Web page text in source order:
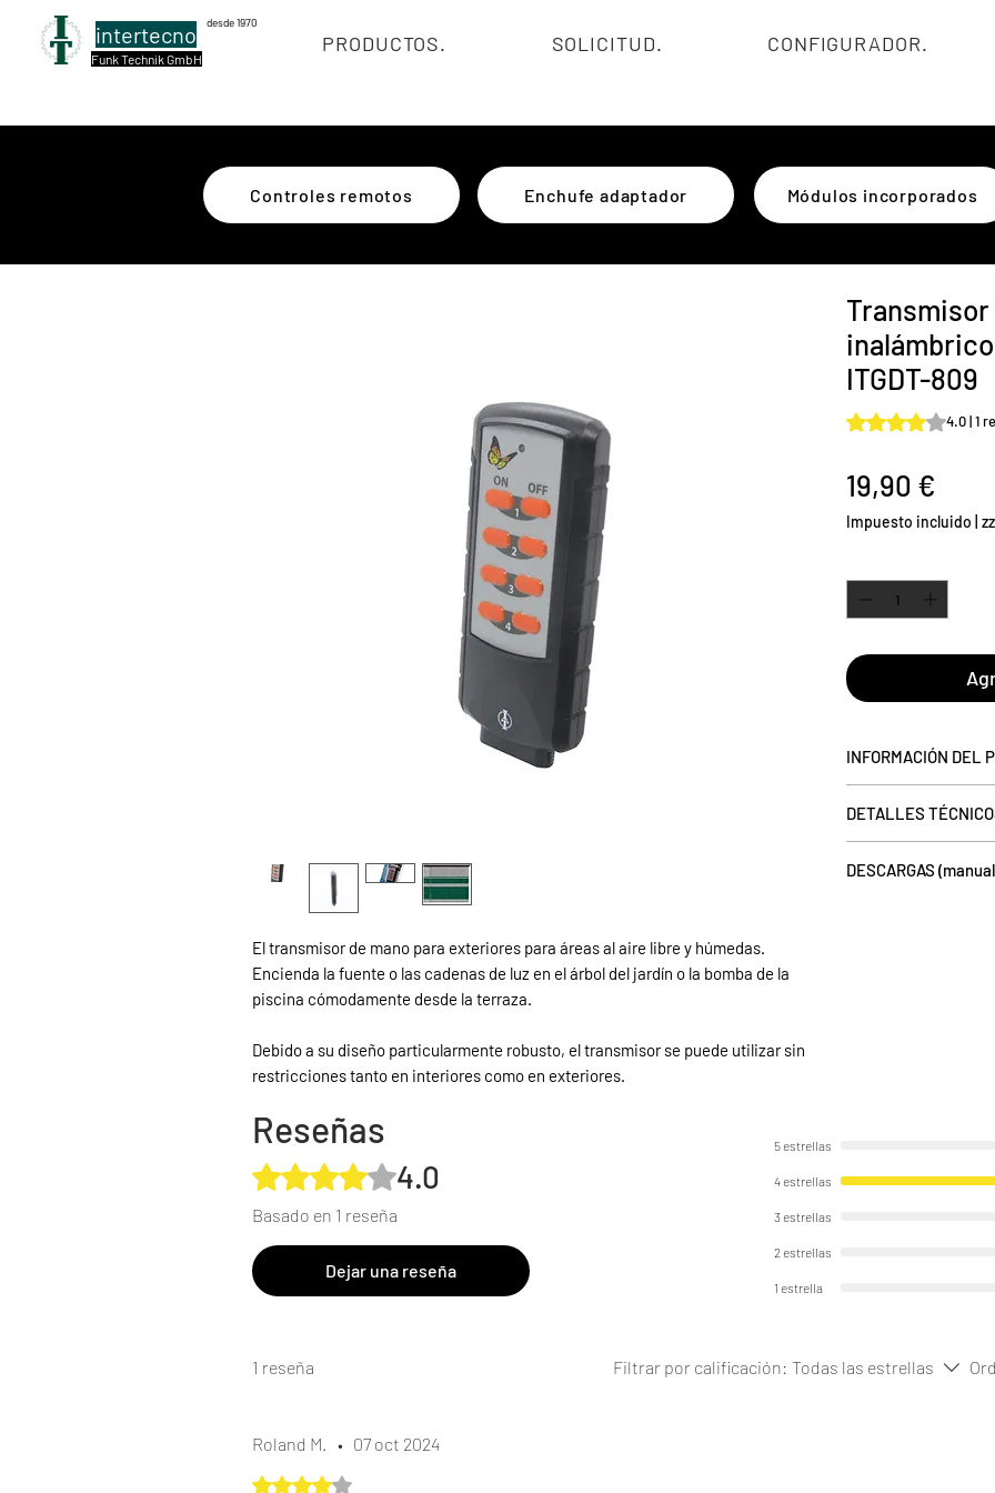
intertecno
Funk Technik GmbH
desde 1970
PRODUCTOS. SOLICITUD. CONFIGURADOR.
Controles remotos Enchufe adaptador Módulos incorporados
El transmisor de mano para exteriores para áreas al aire libre y húmedas.
Encienda la fuente o las cadenas de luz en el árbol del jardín o la bomba de la
piscina cómodamente desde la terraza.
Debido a su diseño particularmente robusto, el transmisor se puede utilizar sin
restricciones tanto en interiores como en exteriores.
Transmisor
ITGDT-809
Según 1 reseña,
4.0 | 1
19,90 €
Impuesto incluido
INFORMACIÓN DEL
receptores de
cambiar puertas de
patio o para regular
DETALLES
códigos de
DESCARGAS
Reseñas
Obtuvo 4 de 5 estrellas.
4.0
Basado en 1 reseña
Dejar una reseña
5 estrellas
4 estrellas
3 estrellas
2 estrellas
1 estrella
1 reseña Filtrar por calificación: Todas las estrellas
Roland M. • 07 oct 2024
Obtuvo 4 de 5 estrellas.